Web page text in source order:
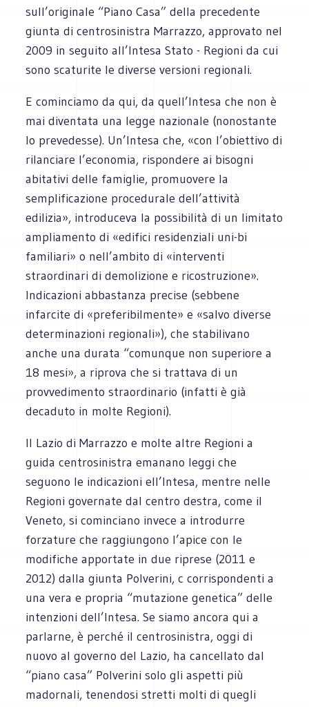
sull’originale “Piano Casa” della precedente
giunta di centrosinistra Marrazzo, approvato nel
2009 in seguito all’Intesa Stato - Regioni da cui
sono scaturite le diverse versioni regionali.
E cominciamo da qui, da quell’Intesa che non è
mai diventata una legge nazionale (nonostante
lo prevedesse). Un’Intesa che, «con l’obiettivo di
rilanciare l’economia, rispondere ai bisogni
abitativi delle famiglie, promuovere la
semplificazione procedurale dell’attività
edilizia», introduceva la possibilità di un limitato
ampliamento di «edifici residenziali uni-bi
familiari» o nell’ambito di «interventi
straordinari di demolizione e ricostruzione».
Indicazioni abbastanza precise (sebbene
infarcite di «preferibilmente» e «salvo diverse
determinazioni regionali»), che stabilivano
anche una durata “comunque non superiore a
18 mesi», a riprova che si trattava di un
provvedimento straordinario (infatti è già
decaduto in molte Regioni).
Il Lazio di Marrazzo e molte altre Regioni a
guida centrosinistra emanano leggi che
seguono le indicazioni ell’Intesa, mentre nelle
Regioni governate dal centro destra, come il
Veneto, si cominciano invece a introdurre
forzature che raggiungono l’apice con le
modifiche apportate in due riprese (2011 e
2012) dalla giunta Polverini, c corrispondenti a
una vera e propria “mutazione genetica” delle
intenzioni dell’Intesa. Se siamo ancora qui a
parlarne, è perché il centrosinistra, oggi di
nuovo al governo del Lazio, ha cancellato dal
“piano casa” Polverini solo gli aspetti più
madornali, tenendosi stretti molti di quegli